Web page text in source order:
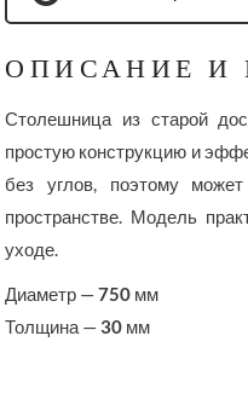
ОПИСАНИЕ И
Столешница из старой
простую конструкцию и
без углов, поэтому
пространстве. Модель
уходе.
Диаметр —750 мм
Толщина —30 мм